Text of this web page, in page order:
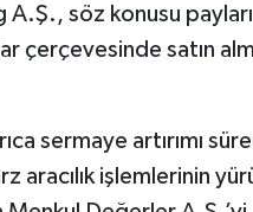
A.Ş., söz konusu payları
çerçevesinde satın
sermaye artırımı
aracılık işlemlerinin